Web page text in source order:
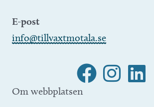
E-post
info@tillvaxtmotala.se
Om webbplatsen